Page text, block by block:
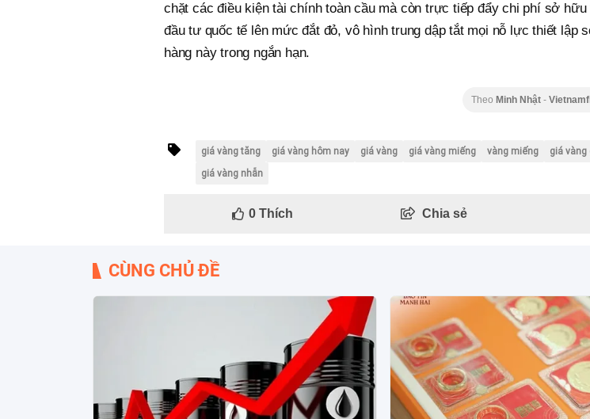
chặt các điều kiện tài chính toàn cầu mà còn trực tiếp đẩy chi phí sở hữu
đầu tư quốc tế lên mức đắt đỏ, vô hình trung dập tắt mọi nỗ lực thiết lập
hàng này trong ngắn hạn.
Theo Minh Nhật -
giá vàng tăng giá vàng hôm nay giá vàng giá vàng miếng vàng miếng giá vàng
giá vàng nhẫn
0Thích Chia sẻ
CÙNG CHỦ ĐỀ